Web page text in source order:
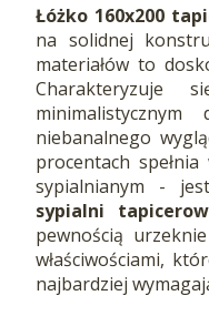
Łóżko 160x200
na solidnej
materiałów to
Charakteryzuje
niebanalnego
procentach
sypialnianym -
sypialni
pewnością
właściwościami,
najbardziej